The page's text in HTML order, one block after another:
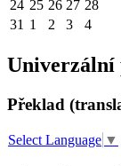
24 25 26 27 28
31 1 2 3 4
Univerzální
Překlad
Select Language ▼